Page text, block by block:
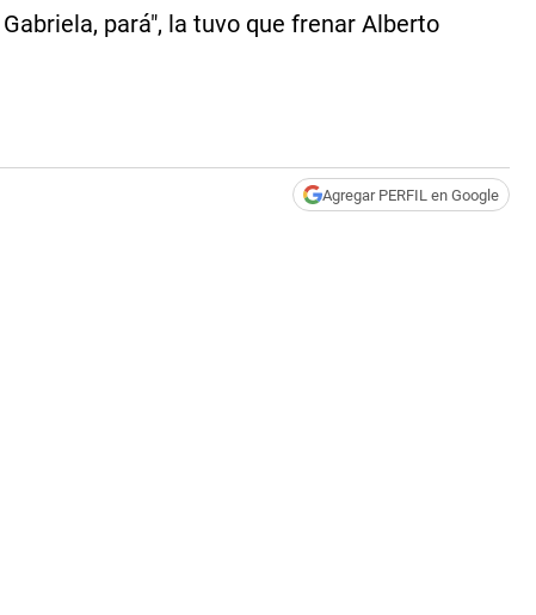
pará", la tuvo que frenar Alberto
Agregar PERFIL en Google